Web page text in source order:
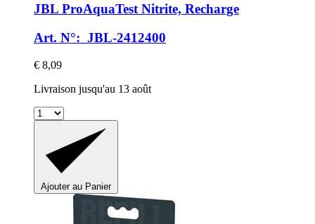
JBL ProAquaTest Nitrite, Recharge
Art. N°: JBL-2412400
€ 8,09
Livraison jusqu'au 13 août
Ajouter au Panier